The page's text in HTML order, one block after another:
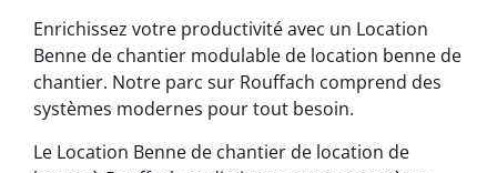
Enrichissez votre productivité avec un Location
Benne de chantier modulable de location benne de
chantier. Notre parc sur Rouffach comprend des
systèmes modernes pour tout besoin.
Le Location Benne de chantier de location de